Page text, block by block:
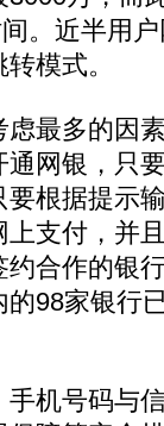
。近半用
模式。
最多的因
网银，只
根据提示
支付，并
合作的银
98家银行
机号码与